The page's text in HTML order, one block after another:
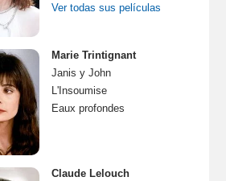
Ver todas sus películas
Marie Trintignant
Janis y John
L'Insoumise
Eaux profondes
Claude Lelouch